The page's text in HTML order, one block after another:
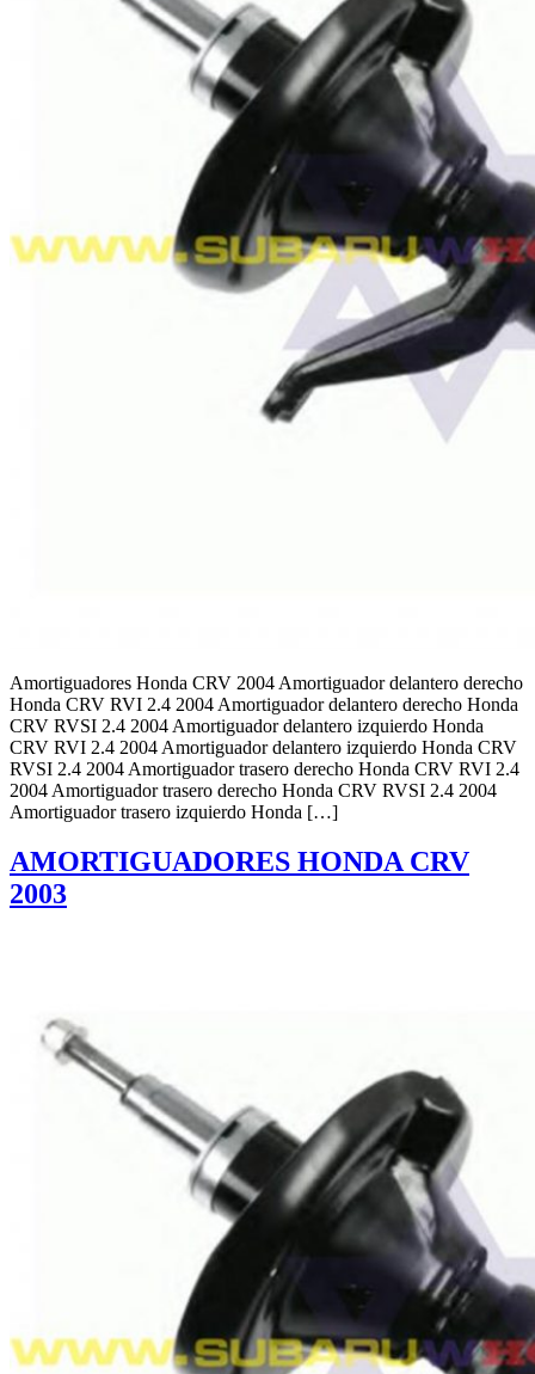
Amortiguadores Honda CRV 2004 Amortiguador delantero derecho
Honda CRV RVI 2.4 2004 Amortiguador delantero derecho Honda
CRV RVSI 2.4 2004 Amortiguador delantero izquierdo Honda
CRV RVI 2.4 2004 Amortiguador delantero izquierdo Honda CRV
RVSI 2.4 2004 Amortiguador trasero derecho Honda CRV RVI 2.4
2004 Amortiguador trasero derecho Honda CRV RVSI 2.4 2004
Amortiguador trasero izquierdo Honda […]
AMORTIGUADORES HONDA CRV
2003